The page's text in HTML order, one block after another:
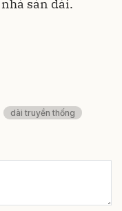
sàn dài.
dài truyền thống